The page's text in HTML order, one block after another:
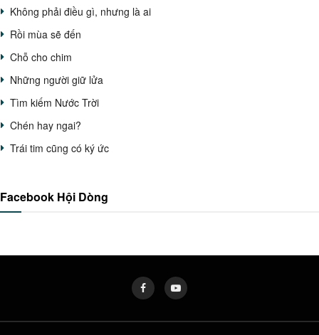
Không phải điều gì, nhưng là ai
Rồi mùa sẽ đến
Chỗ cho chim
Những người giữ lửa
Tìm kiếm Nước Trời
Chén hay ngai?
Trái tim cũng có ký ức
Facebook Hội Dòng